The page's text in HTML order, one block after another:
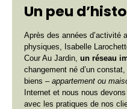
Un peu
Après des années d’activité
physiques, Isabelle
Cour Au Jardin,un réseau
changement né d’un
biens –appartement ou
Internet et nous nous
avec les pratiques de nos